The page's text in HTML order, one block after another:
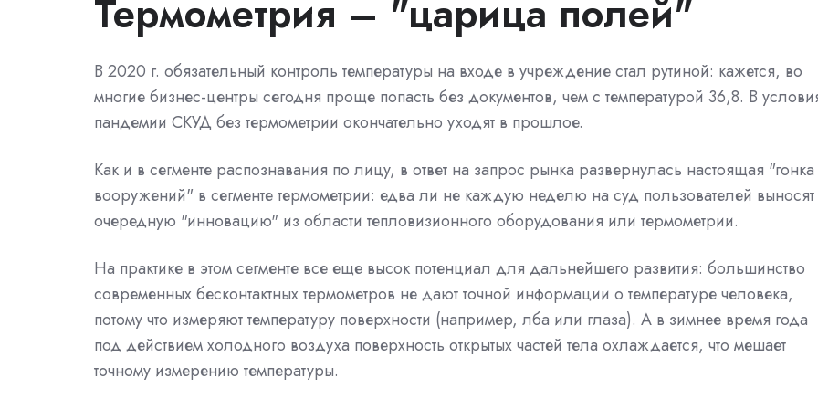
Термометрия – "царица полей"
В 2020 г. обязательный контроль температуры на входе в учреждение стал рутиной: кажется, во
многие бизнес-центры сегодня проще попасть без документов, чем с температурой 36,8. В
пандемии СКУД без термометрии окончательно уходят в прошлое.
Как и в сегменте распознавания по лицу, в ответ на запрос рынка развернулась настоящая "гонка
вооружений" в сегменте термометрии: едва ли не каждую неделю на суд пользователей выносят
очередную "инновацию" из области тепловизионного оборудования или термометрии.
На практике в этом сегменте все еще высок потенциал для дальнейшего развития: большинство
современных бесконтактных термометров не дают точной информации о температуре человека,
потому что измеряют температуру поверхности (например, лба или глаза). А в зимнее время года
под действием холодного воздуха поверхность открытых частей тела охлаждается, что мешает
точному измерению температуры.